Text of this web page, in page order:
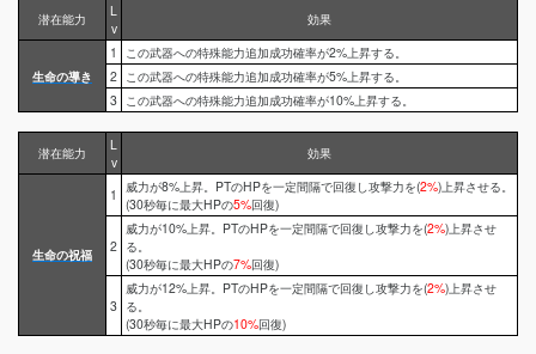
潜在能力
L
v
効果
生命の導き
1
この武器への特殊能力追加成功確率が2%上昇する。
2 この武器への特殊能力追加成功確率が5%上昇する。
3 この武器への特殊能力追加成功確率が10%上昇する。
潜在能力
L
v
効果
生命の祝福
1 威力が8%上昇。PTのHPを一定間隔で回復し攻撃力を(2%)上昇させる。
(30秒毎に最大HPの5%回復)
2
威力が10%上昇。PTのHPを一定間隔で回復し攻撃力を(2%)上昇させ
る。
(30秒毎に最大HPの7%回復)
3
威力が12%上昇。PTのHPを一定間隔で回復し攻撃力を(2%)上昇させ
る。
(30秒毎に最大HPの10%回復)